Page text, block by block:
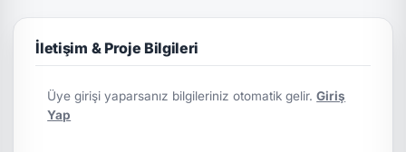
İletişim & Proje Bilgileri
Üye girişi yaparsanız bilgileriniz otomatik gelir.Giriş
Yap